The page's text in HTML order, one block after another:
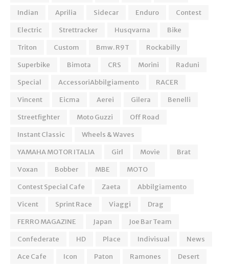
Indian
Aprilia Sidecar Enduro
Contest
Electric
Strettracker Husqvarna
Bike
Triton
Custom Bmw. R9T
Rockabilly
Superbike
Bimota CRS Morini
Raduni
Special
AccessoriAbbilgiamento
RACER
Vincent
Eicma Aerei Gilera
Benelli
Streetfighter
Moto Guzzi
Off Road
Instant Classic
Wheels & Waves
YAMAHA MOTOR ITALIA
Girl Movie
Brat
Voxan
Bobber MBE
MOTO
Contest Special Cafe
Zaeta
Abbilgiamento
Vicent
Sprint Race Viaggi
Drag
FERRO MAGAZINE
Japan
Joe Bar Team
Confederate
HD Place Indivisual
News
Ace Cafe
Icon Paton Ramones
Desert